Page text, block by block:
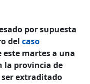
por supuesta
delcaso
martes a una
la provincia de
ser extraditado